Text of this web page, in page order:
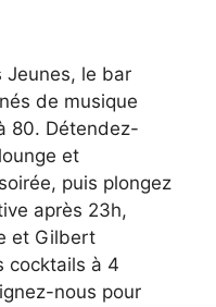
Jeunes, le bar
de musique
80. Détendez-
et
puis plongez
après 23h,
et Gilbert
cocktails à 4
nous pour